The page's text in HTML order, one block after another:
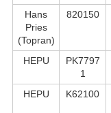
Hans
Pries
(Topran)
820150
HEPU
PK7797
1
HEPU K62100